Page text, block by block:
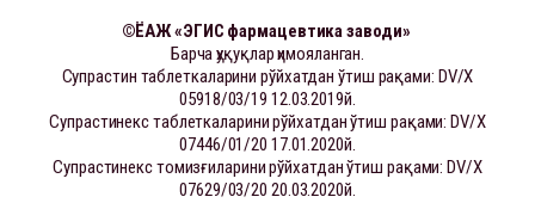
©ЁАЖ «ЭГИС фармацевтика заводи»
Барча ҳуқуқлар ҳимояланган.
Супрастин таблеткаларини рўйхатдан ўтиш рақами: DV/X
05918/03/19 12.03.2019й.
Супрастинекс таблеткаларини рўйхатдан ўтиш рақами: DV/X
07446/01/20 17.01.2020й.
Супрастинекс томизғиларини рўйхатдан ўтиш рақами: DV/X
07629/03/20 20.03.2020й.